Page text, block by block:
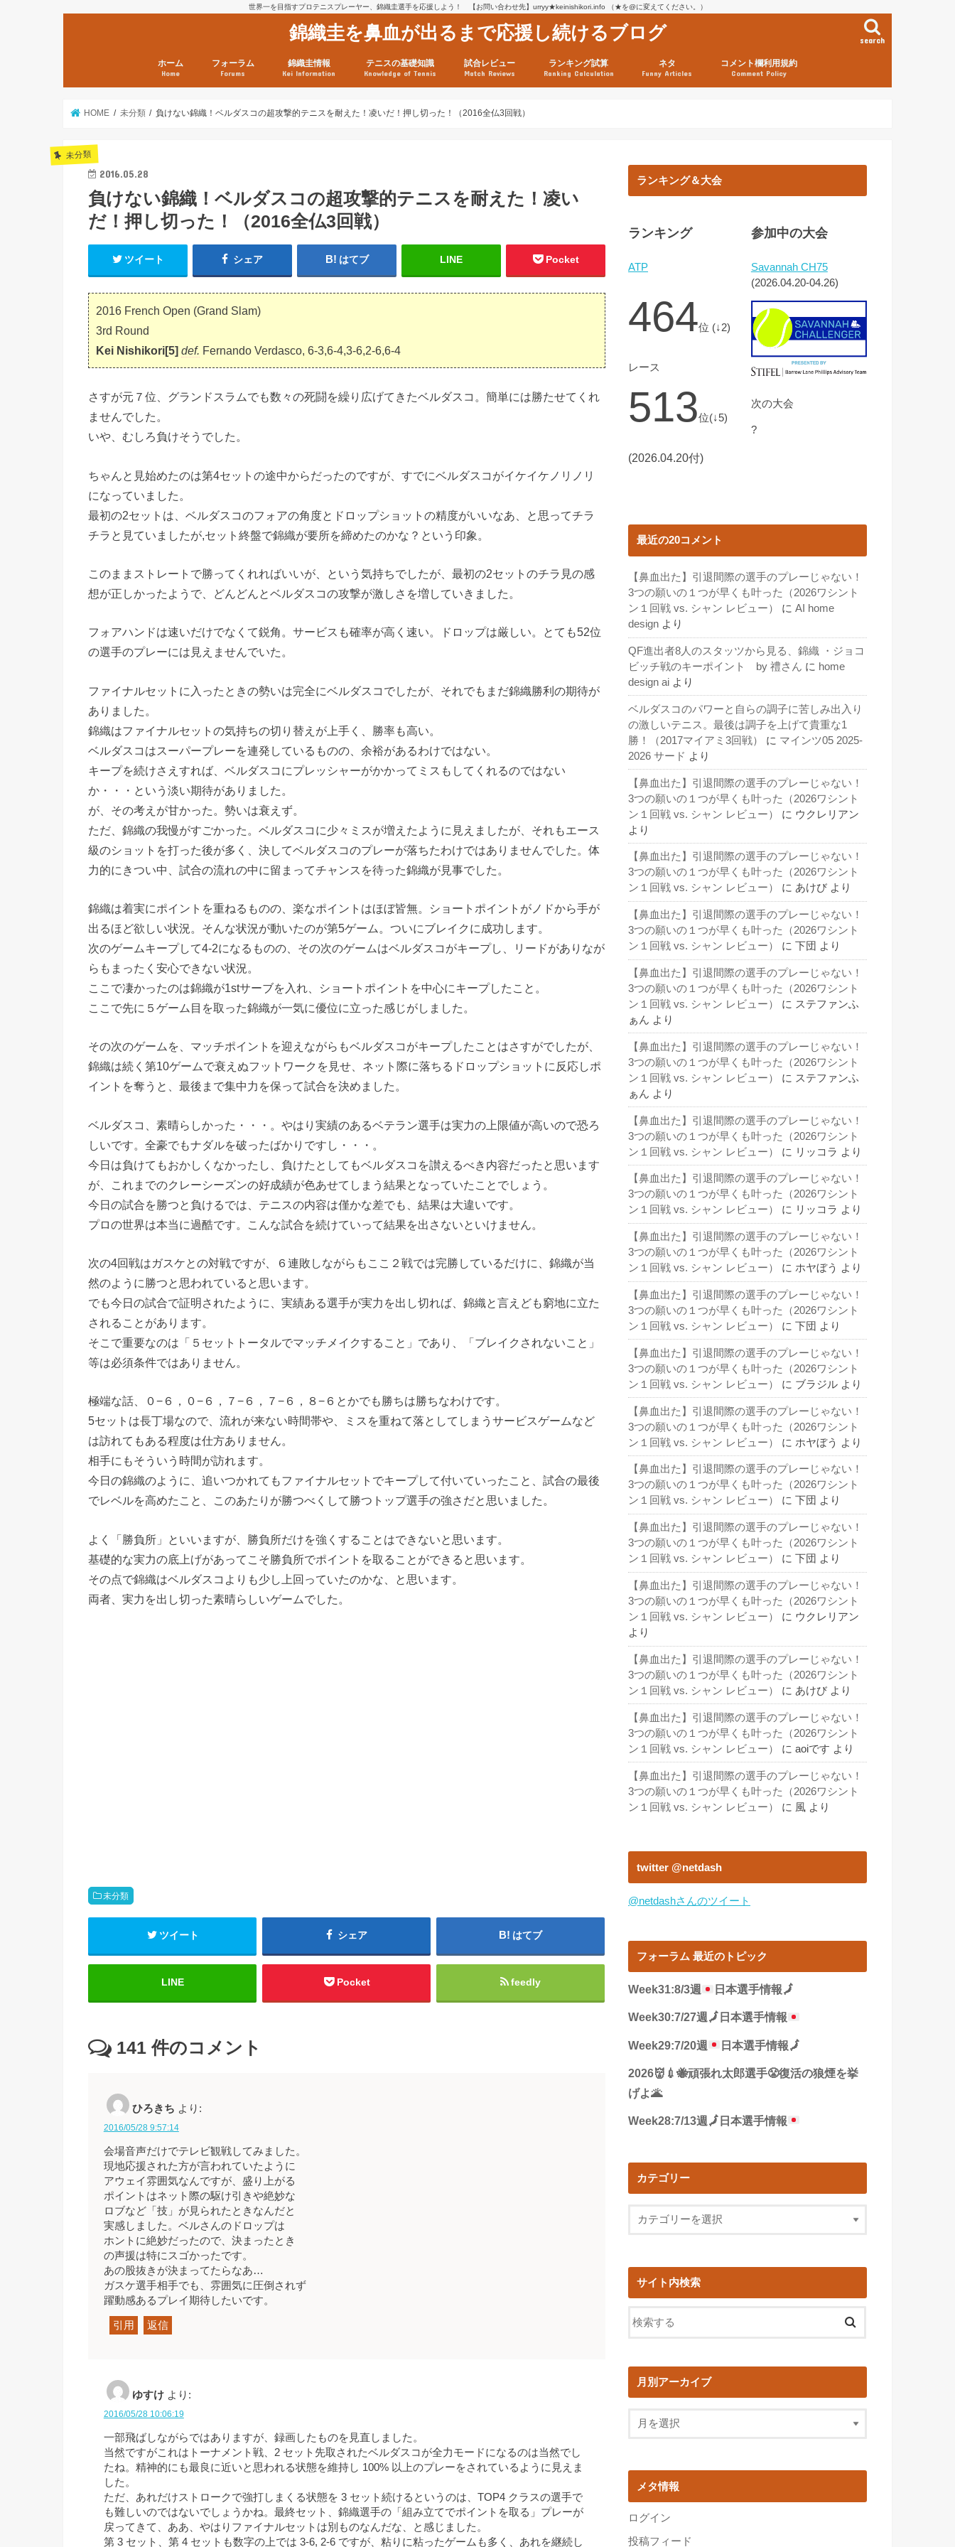
世界一を目指すプロテニスプレーヤー、錦織圭選手を応援しよう！ 【お問い合わせ先】urryy★keinishikori.info （★を@に変えてください。）
錦織圭を鼻血が出るまで応援し続けるブログ search
ホーム
Home
フォーラム
Forums
錦織圭情報
Kei Information
日現在）
点）
テニスの基礎知識
Knowledge of Tennis
試合レビュー
Match Reviews
ランキング試算
Ranking Calculation
ネタ
Funny Articles
コメント欄利用規約
Comment Policy
HOME 未分類 負けない錦織！ベルダスコの超攻撃的テニスを耐えた！凌いだ！押し切った！（2016全仏3回戦）
未分類
2016.05.28
負けない錦織！ベルダスコの超攻撃的テニスを耐えた！凌い
だ！押し切った！（2016全仏3回戦）
ツイート シェア はてブ LINE Pocket
2016 French Open (Grand Slam)
3rd Round
Kei Nishikori[5] def. Fernando Verdasco, 6-3,6-4,3-6,2-6,6-4
さすが元７位、グランドスラムでも数々の死闘を繰り広げてきたベルダスコ。簡単には勝たせてくれ
ませんでした。
いや、むしろ負けそうでした。
ちゃんと見始めたのは第4セットの途中からだったのですが、すでにベルダスコがイケイケノリノリ
になっていました。
最初の2セットは、ベルダスコのフォアの角度とドロップショットの精度がいいなあ、と思ってチラ
チラと見ていましたが,セット終盤で錦織が要所を締めたのかな？という印象。
このままストレートで勝ってくれればいいが、という気持ちでしたが、最初の2セットのチラ見の感
想が正しかったようで、どんどんとベルダスコの攻撃が激しさを増していきました。
フォアハンドは速いだけでなくて鋭角。サービスも確率が高く速い。ドロップは厳しい。とても52位
の選手のプレーには見えませんでいた。
ファイナルセットに入ったときの勢いは完全にベルダスコでしたが、それでもまだ錦織勝利の期待が
ありました。
錦織はファイナルセットの気持ちの切り替えが上手く、勝率も高い。
ベルダスコはスーパープレーを連発しているものの、余裕があるわけではない。
キープを続けさえすれば、ベルダスコにプレッシャーがかかってミスもしてくれるのではない
か・・・という淡い期待がありました。
が、その考えが甘かった。勢いは衰えず。
ただ、錦織の我慢がすごかった。ベルダスコに少々ミスが増えたように見えましたが、それもエース
級のショットを打った後が多く、決してベルダスコのプレーが落ちたわけではありませんでした。体
力的にきつい中、試合の流れの中に留まってチャンスを待った錦織が見事でした。
錦織は着実にポイントを重ねるものの、楽なポイントはほぼ皆無。ショートポイントがノドから手が
出るほど欲しい状況。そんな状況が動いたのが第5ゲーム。ついにブレイクに成功します。
次のゲームキープして4-2になるものの、その次のゲームはベルダスコがキープし、リードがありなが
らもまったく安心できない状況。
ここで凄かったのは錦織が1stサーブを入れ、ショートポイントを中心にキープしたこと。
ここで先に５ゲーム目を取った錦織が一気に優位に立った感じがしました。
その次のゲームを、マッチポイントを迎えながらもベルダスコがキープしたことはさすがでしたが、
錦織は続く第10ゲームで衰えぬフットワークを見せ、ネット際に落ちるドロップショットに反応しポ
イントを奪うと、最後まで集中力を保って試合を決めました。
ベルダスコ、素晴らしかった・・・。やはり実績のあるベテラン選手は実力の上限値が高いので恐ろ
しいです。全豪でもナダルを破ったばかりですし・・・。
今日は負けてもおかしくなかったし、負けたとしてもベルダスコを讃えるべき内容だったと思います
が、これまでのクレーシーズンの好成績が色あせてしまう結果となっていたことでしょう。
今日の試合を勝つと負けるでは、テニスの内容は僅かな差でも、結果は大違いです。
プロの世界は本当に過酷です。こんな試合を続けていって結果を出さないといけません。
次の4回戦はガスケとの対戦ですが、６連敗しながらもここ２戦では完勝しているだけに、錦織が当
然のように勝つと思われていると思います。
でも今日の試合で証明されたように、実績ある選手が実力を出し切れば、錦織と言えども窮地に立た
されることがあります。
そこで重要なのは「５セットトータルでマッチメイクすること」であり、「ブレイクされないこと」
等は必須条件ではありません。
極端な話、０−６，０−６，７−６，７−６，８−６とかでも勝ちは勝ちなわけです。
5セットは長丁場なので、流れが来ない時間帯や、ミスを重ねて落としてしまうサービスゲームなど
は訪れてもある程度は仕方ありません。
相手にもそういう時間が訪れます。
今日の錦織のように、追いつかれてもファイナルセットでキープして付いていったこと、試合の最後
でレベルを高めたこと、このあたりが勝つべくして勝つトップ選手の強さだと思いました。
よく「勝負所」といいますが、勝負所だけを強くすることはできないと思います。
基礎的な実力の底上げがあってこそ勝負所でポイントを取ることができると思います。
その点で錦織はベルダスコよりも少し上回っていたのかな、と思います。
両者、実力を出し切った素晴らしいゲームでした。
未分類
ツイート シェア はてブ
LINE Pocket feedly
141 件のコメント
ひろきち より:
2016/05/28 9:57:14
会場音声だけでテレビ観戦してみました。
現地応援された方が言われていたように
アウェイ雰囲気なんですが、盛り上がる
ポイントはネット際の駆け引きや絶妙な
ロブなど「技」が見られたときなんだと
実感しました。ベルさんのドロップは
ホントに絶妙だったので、決まったとき
の声援は特にスゴかったです。
あの股抜きが決まってたらなあ…
ガスケ選手相手でも、雰囲気に圧倒されず
躍動感あるプレイ期待したいです。
引用 返信
ゆすけ より:
2016/05/28 10:06:19
一部飛ばしながらではありますが、録画したものを見直しました。
当然ですがこれはトーナメント戦、2 セット先取されたベルダスコが全力モードになるのは当然でし
たね。精神的にも最良に近いと思われる状態を維持し 100% 以上のプレーをされているように見えま
した。
ただ、あれだけストロークで強打しまくる状態を 3 セット続けるというのは、TOP4 クラスの選手で
も難しいのではないでしょうかね。最終セット、錦織選手の「組み立てでポイントを取る」プレーが
戻ってきて、ああ、やはりファイナルセットは別ものなんだな、と感じました。
第 3 セット、第 4 セットも数字の上では 3-6, 2-6 ですが、粘りに粘ったゲームも多く、あれを継続し
ランキング＆大会
ランキング
ATP
464位 (↓2)
レース
513位(↓5)
(2026.04.20付)
参加中の大会
Savannah CH75
(2026.04.20-04.26)
次の大会
?
最近の20コメント
【鼻血出た】引退間際の選手のプレーじゃない！
3つの願いの１つが早くも叶った（2026ワシント
ン１回戦 vs. シャン レビュー）
に AI home
design より
QF進出者8人のスタッツから見る、錦織 ・ジョコ
ビッチ戦のキーポイント by 禮さん に home
design ai より
ベルダスコのパワーと自らの調子に苦しみ出入り
の激しいテニス。最後は調子を上げて貴重な1
勝！（2017マイアミ3回戦）
に マインツ05 2025-
2026 サード より
【鼻血出た】引退間際の選手のプレーじゃない！
3つの願いの１つが早くも叶った（2026ワシント
ン１回戦 vs. シャン レビュー）
に ウクレリアン
より
【鼻血出た】引退間際の選手のプレーじゃない！
3つの願いの１つが早くも叶った（2026ワシント
ン１回戦 vs. シャン レビュー）
に あけび より
【鼻血出た】引退間際の選手のプレーじゃない！
3つの願いの１つが早くも叶った（2026ワシント
ン１回戦 vs. シャン レビュー）
に 下団 より
【鼻血出た】引退間際の選手のプレーじゃない！
3つの願いの１つが早くも叶った（2026ワシント
ン１回戦 vs. シャン レビュー）
に ステファンふ
ぁん より
【鼻血出た】引退間際の選手のプレーじゃない！
3つの願いの１つが早くも叶った（2026ワシント
ン１回戦 vs. シャン レビュー）
に ステファンふ
ぁん より
【鼻血出た】引退間際の選手のプレーじゃない！
3つの願いの１つが早くも叶った（2026ワシント
ン１回戦 vs. シャン レビュー）
に リッコラ より
【鼻血出た】引退間際の選手のプレーじゃない！
3つの願いの１つが早くも叶った（2026ワシント
ン１回戦 vs. シャン レビュー）
に リッコラ より
【鼻血出た】引退間際の選手のプレーじゃない！
3つの願いの１つが早くも叶った（2026ワシント
ン１回戦 vs. シャン レビュー）
に ホヤぼう より
【鼻血出た】引退間際の選手のプレーじゃない！
3つの願いの１つが早くも叶った（2026ワシント
ン１回戦 vs. シャン レビュー）
に 下団 より
【鼻血出た】引退間際の選手のプレーじゃない！
3つの願いの１つが早くも叶った（2026ワシント
ン１回戦 vs. シャン レビュー）
に ブラジル より
【鼻血出た】引退間際の選手のプレーじゃない！
3つの願いの１つが早くも叶った（2026ワシント
ン１回戦 vs. シャン レビュー）
に ホヤぼう より
【鼻血出た】引退間際の選手のプレーじゃない！
3つの願いの１つが早くも叶った（2026ワシント
ン１回戦 vs. シャン レビュー）
に 下団 より
【鼻血出た】引退間際の選手のプレーじゃない！
3つの願いの１つが早くも叶った（2026ワシント
ン１回戦 vs. シャン レビュー）
に 下団 より
【鼻血出た】引退間際の選手のプレーじゃない！
3つの願いの１つが早くも叶った（2026ワシント
ン１回戦 vs. シャン レビュー）
に ウクレリアン
より
【鼻血出た】引退間際の選手のプレーじゃない！
3つの願いの１つが早くも叶った（2026ワシント
ン１回戦 vs. シャン レビュー）
に あけび より
【鼻血出た】引退間際の選手のプレーじゃない！
3つの願いの１つが早くも叶った（2026ワシント
ン１回戦 vs. シャン レビュー）
に aoiです より
【鼻血出た】引退間際の選手のプレーじゃない！
3つの願いの１つが早くも叶った（2026ワシント
ン１回戦 vs. シャン レビュー）
に 風 より
twitter @netdash
@netdashさんのツイート
フォーラム 最近のトピック
Week31:8/3週 日本選手情報🗾
Week30:7/27週🗾 日本選手情報
Week29:7/20週 日本選手情報🗾
2026👹💉🐝頑張れ太郎選手😤復活の狼煙を挙
げよ🌋
Week28:7/13週 🗾 日本選手情報
カテゴリー
サイト内検索
月別アーカイブ
メタ情報
ログイン
投稿フィード